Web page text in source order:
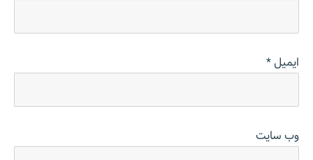
ایمیل*
وب‌ سایت